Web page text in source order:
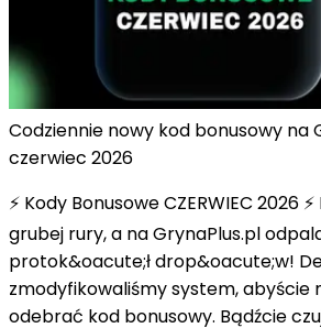
Codziennie nowy kod bonusowy na
czerwiec 2026
⚡ Kody Bonusowe CZERWIEC 2026
grubej rury, a na GrynaPlus.pl
protok&oacute;ł drop&oacute;w!
zmodyfikowaliśmy system, abyście
odebrać kod bonusowy. Bądźcie